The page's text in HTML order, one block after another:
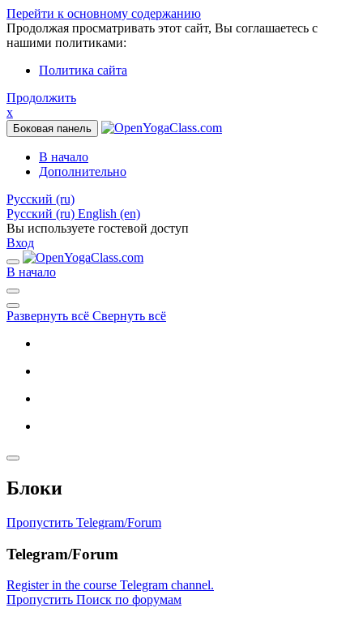
Перейти к основному содержанию
Продолжая просматривать этот сайт, Вы соглашаетесь с
нашими политиками:
Политика сайта
Продолжить
x
Боковая панель
В начало
Дополнительно
Русский ‎(ru)‎
Русский ‎(ru)‎ English ‎(en)‎
Вы используете гостевой доступ
Вход
В начало
Развернуть всё Свернуть всё
Блоки
Пропустить Telegram/Forum
Telegram/Forum
Register in the course Telegram channel.
Пропустить Поиск по форумам